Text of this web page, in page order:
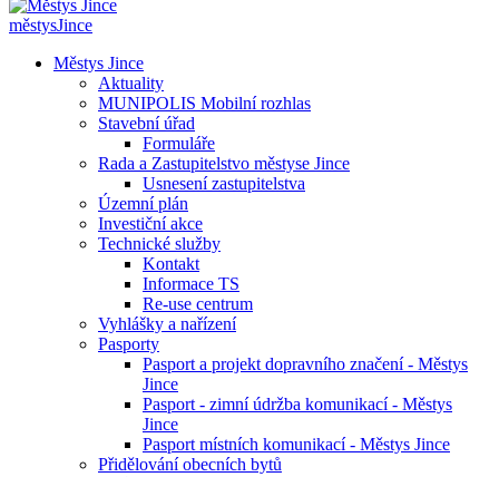
městysJince
Městys Jince
Aktuality
MUNIPOLIS Mobilní rozhlas
Stavební úřad
Formuláře
Rada a Zastupitelstvo městyse Jince
Usnesení zastupitelstva
Územní plán
Investiční akce
Technické služby
Kontakt
Informace TS
Re-use centrum
Vyhlášky a nařízení
Pasporty
Pasport a projekt dopravního značení - Městys
Jince
Pasport - zimní údržba komunikací - Městys
Jince
Pasport místních komunikací - Městys Jince
Přidělování obecních bytů